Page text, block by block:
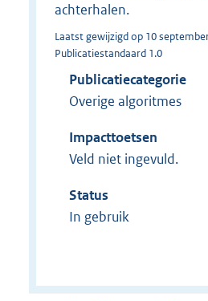
achterhalen.
Laatst gewijzigd op 10
Publicatiestandaard 1.0
Publicatiecategorie
Overige algoritmes
Impacttoetsen
Veld niet ingevuld.
Status
In gebruik